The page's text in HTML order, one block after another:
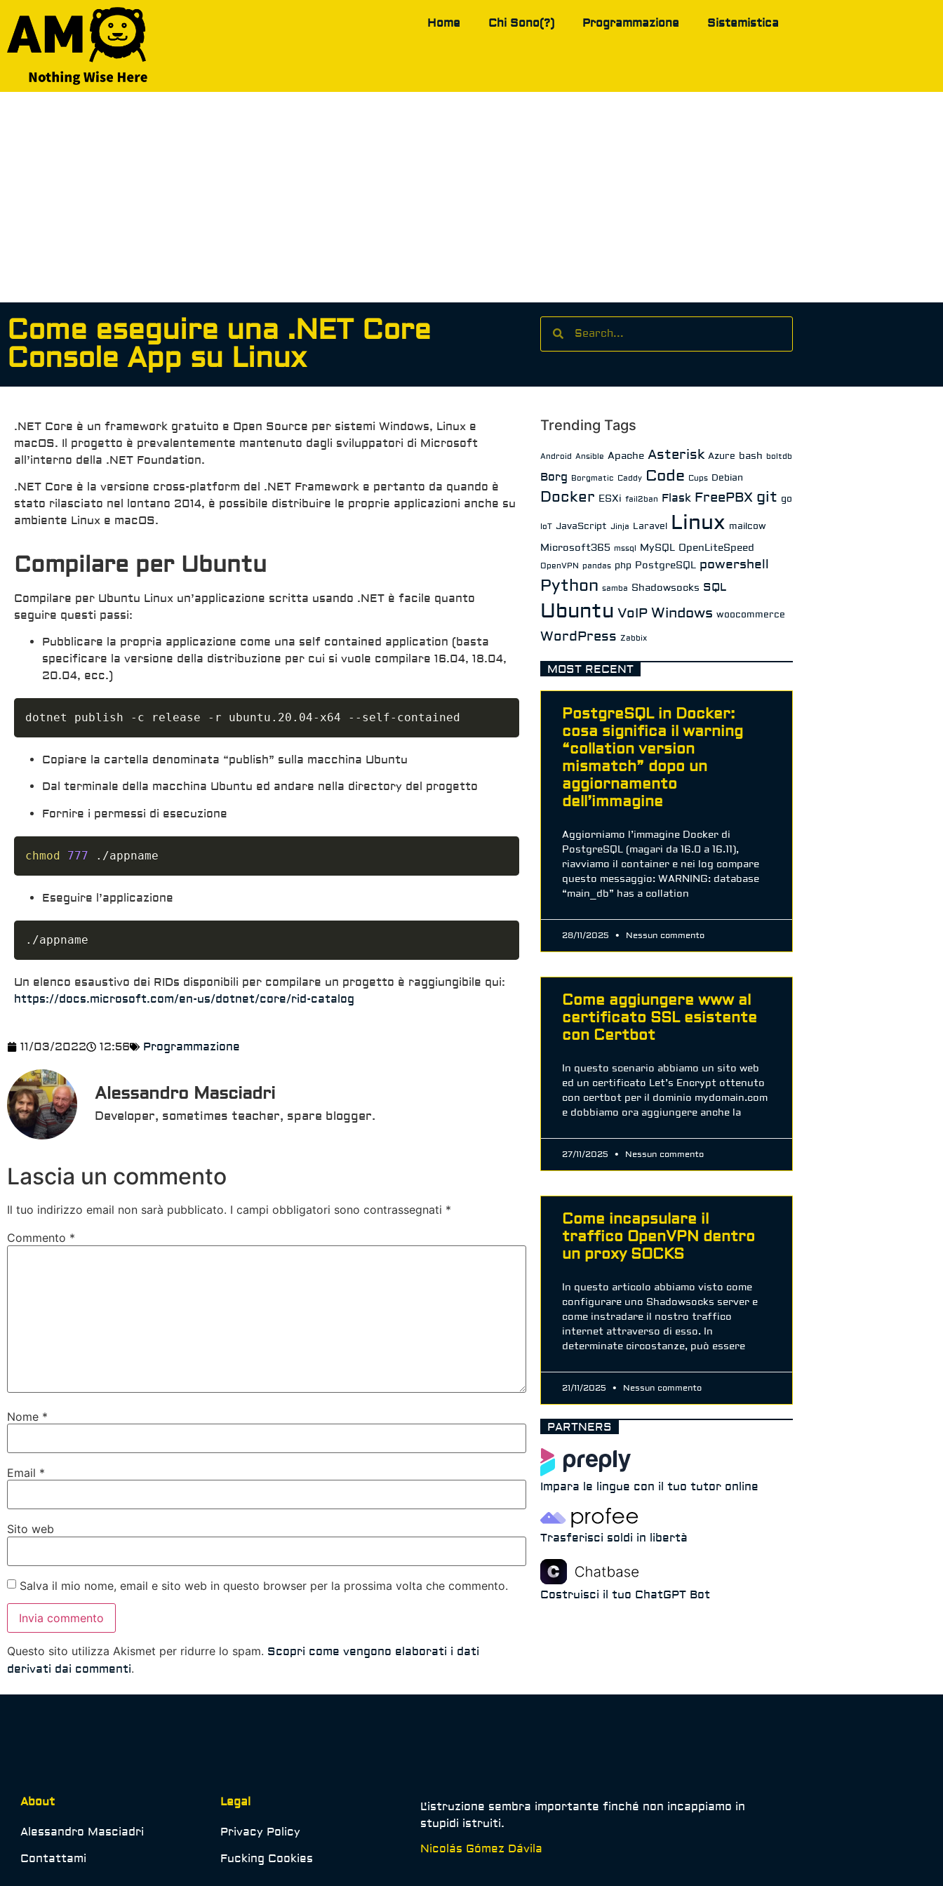
Home Chi Sono(?) Programmazione Sistemistica
Come eseguire una .NET Core
Console App su Linux
.NET Core è un framework gratuito e Open Source per sistemi Windows, Linux e
macOS. Il progetto è prevalentemente mantenuto dagli sviluppatori di Microsoft
all’interno della .NET Foundation.
.NET Core è la versione cross-platform del .NET Framework e pertanto da quando è
stato rilasciato nel lontano 2014, è possibile distribuire le proprie applicazioni anche su
ambiente Linux e macOS.
Compilare per Ubuntu
Compilare per Ubuntu Linux un’applicazione scritta usando .NET è facile quanto
seguire questi passi:
Pubblicare la propria applicazione come una self contained application (basta
specificare la versione della distribuzione per cui si vuole compilare 16.04, 18.04,
20.04, ecc.)
dotnet publish -c release -r ubuntu.20.04-x64 --self-contained
Copiare la cartella denominata “publish” sulla macchina Ubuntu
Dal terminale della macchina Ubuntu ed andare nella directory del progetto
Fornire i permessi di esecuzione
chmod 777 ./appname
Eseguire l’applicazione
./appname
Un elenco esaustivo dei RIDs disponibili per compilare un progetto è raggiungibile qui:
https://docs.microsoft.com/en-us/dotnet/core/rid-catalog
11/03/2022 12:56 Programmazione
Alessandro Masciadri
Developer, sometimes teacher, spare blogger.
Lascia un commento
Il tuo indirizzo email non sarà pubblicato. I campi obbligatori sono contrassegnati *
Commento *
Nome *
Email *
Sito web
Salva il mio nome, email e sito web in questo browser per la prossima volta che commento.
Questo sito utilizza Akismet per ridurre lo spam. Scopri come vengono elaborati i dati
derivati dai commenti.
Trending Tags
Android Ansible Apache Asterisk Azure bash boltdb
Borg Borgmatic Caddy Code Cups Debian
Docker ESXi fail2ban Flask FreePBX git go
IoT JavaScript Jinja Laravel Linux mailcow
Microsoft365 mssql MySQL OpenLiteSpeed
OpenVPN pandas php PostgreSQL powershell
Python samba Shadowsocks SQL
Ubuntu VoIP Windows woocommerce
WordPress Zabbix
MOST RECENT
PostgreSQL in Docker:
cosa significa il warning
“collation version
mismatch” dopo un
aggiornamento
dell’immagine
Aggiorniamo l’immagine Docker di
PostgreSQL (magari da 16.0 a 16.11),
riavviamo il container e nei log compare
questo messaggio: WARNING: database
“main_db” has a collation
28/11/2025 Nessun commento
Come aggiungere www al
certificato SSL esistente
con Certbot
In questo scenario abbiamo un sito web
ed un certificato Let’s Encrypt ottenuto
con certbot per il dominio mydomain.com
e dobbiamo ora aggiungere anche la
27/11/2025 Nessun commento
Come incapsulare il
traffico OpenVPN dentro
un proxy SOCKS
In questo articolo abbiamo visto come
configurare uno Shadowsocks server e
come instradare il nostro traffico
internet attraverso di esso. In
determinate circostanze, può essere
21/11/2025 Nessun commento
PARTNERS
Impara le lingue con il tuo tutor online
Trasferisci soldi in libertà
Costruisci il tuo ChatGPT Bot
About
Alessandro Masciadri
Contattami
Legal
Privacy Policy
Fucking Cookies
L'istruzione sembra importante finché non incappiamo in
stupidi istruiti.
Nicolás Gómez Dávila